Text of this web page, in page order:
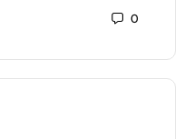
0